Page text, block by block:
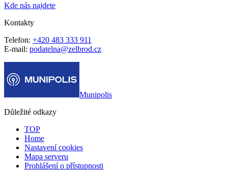
Kde nás najdete
Kontakty
Telefon: +420 483 333 911
E-mail: podatelna@zelbrod.cz
Munipolis
Důležité odkazy
TOP
Home
Nastavení cookies
Mapa serveru
Prohlášení o přístupnosti